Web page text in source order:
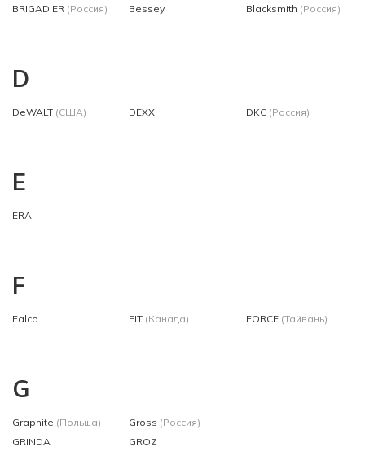
BRIGADIER (Россия)
Bessey
Blacksmith (Россия)
D
DeWALT (США) DEXX DKC (Россия)
E
ERA
F
Falco FIT (Канада) FORCE (Тайвань)
G
Graphite (Польша)
GRINDA
Gross (Россия)
GROZ